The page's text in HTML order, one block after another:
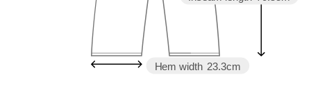
Hem width 23.3cm